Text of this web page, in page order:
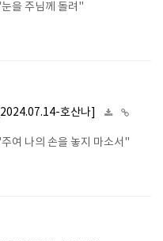
을 주님께 돌려"
[2024.07.14-호산나]
여 나의 손을 놓지 마소서"